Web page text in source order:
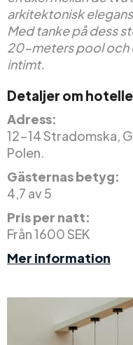
arkitektonisk
Med tanke på dess
20-meters pool och
intimt.
Detaljer om
Adress:
12-14 Stradomska,
Polen.
Gästernas betyg:
4,7 av 5
Pris per natt:
Från 1600 SEK
Mer information